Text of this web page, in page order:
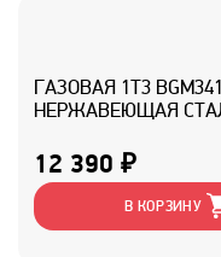
ГАЗОВАЯ 1T3
НЕРЖАВЕЮЩАЯ
12 390 ₽
В КОРЗИНУ